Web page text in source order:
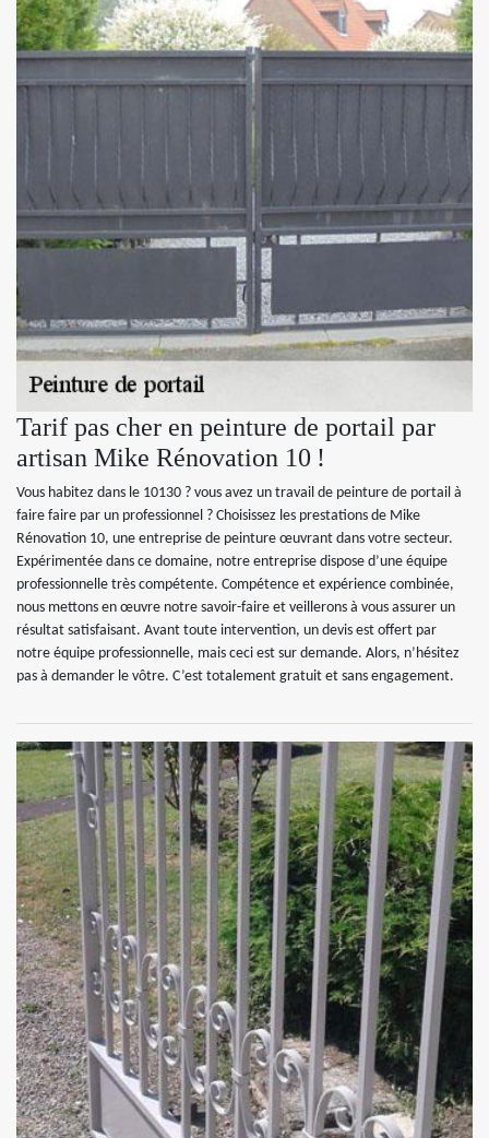
Tarif pas cher en peinture de portail par
artisan Mike Rénovation 10 !
Vous habitez dans le 10130 ? vous avez un travail de peinture de portail à
faire faire par un professionnel ? Choisissez les prestations de Mike
Rénovation 10, une entreprise de peinture œuvrant dans votre secteur.
Expérimentée dans ce domaine, notre entreprise dispose d’une équipe
professionnelle très compétente. Compétence et expérience combinée,
nous mettons en œuvre notre savoir-faire et veillerons à vous assurer un
résultat satisfaisant. Avant toute intervention, un devis est offert par
notre équipe professionnelle, mais ceci est sur demande. Alors, n’hésitez
pas à demander le vôtre. C’est totalement gratuit et sans engagement.